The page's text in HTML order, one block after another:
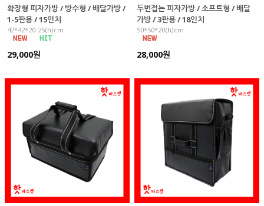
확장형 피자가방 / 방수형 / 배달가방 /
1-5판용 / 15인치
42*42*20-25(h)cm
29,000원
두번접는 피자가방 / 소프트형 / 배달
가방 / 3판용 / 18인치
50*50*20(h)cm
28,000원